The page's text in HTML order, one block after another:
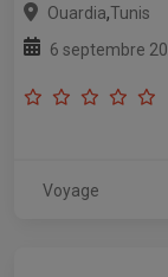
Ouardia,Tunis
6 septembre
Voyage